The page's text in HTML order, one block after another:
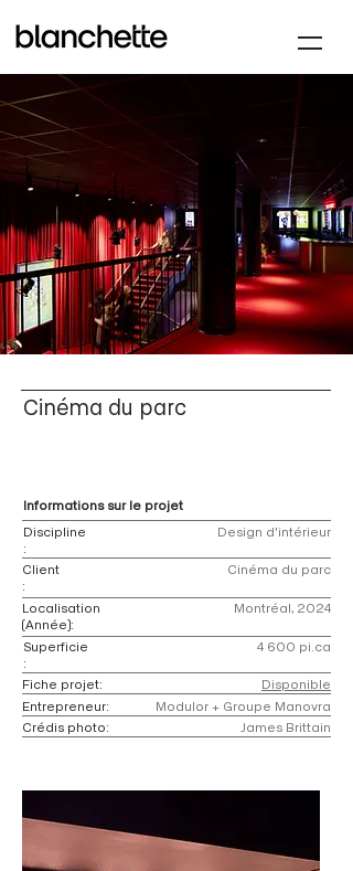
Cinéma du parc
Informations sur le projet
Discipline
:
Design d'intérieur
Client
:
Cinéma du parc
Localisation
(Année):
Montréal, 2024
Superficie
:
4 600 pi.ca
Fiche projet:
Disponible
Entrepreneur:
Modulor + Groupe Manovra
Crédis photo:
James Brittain